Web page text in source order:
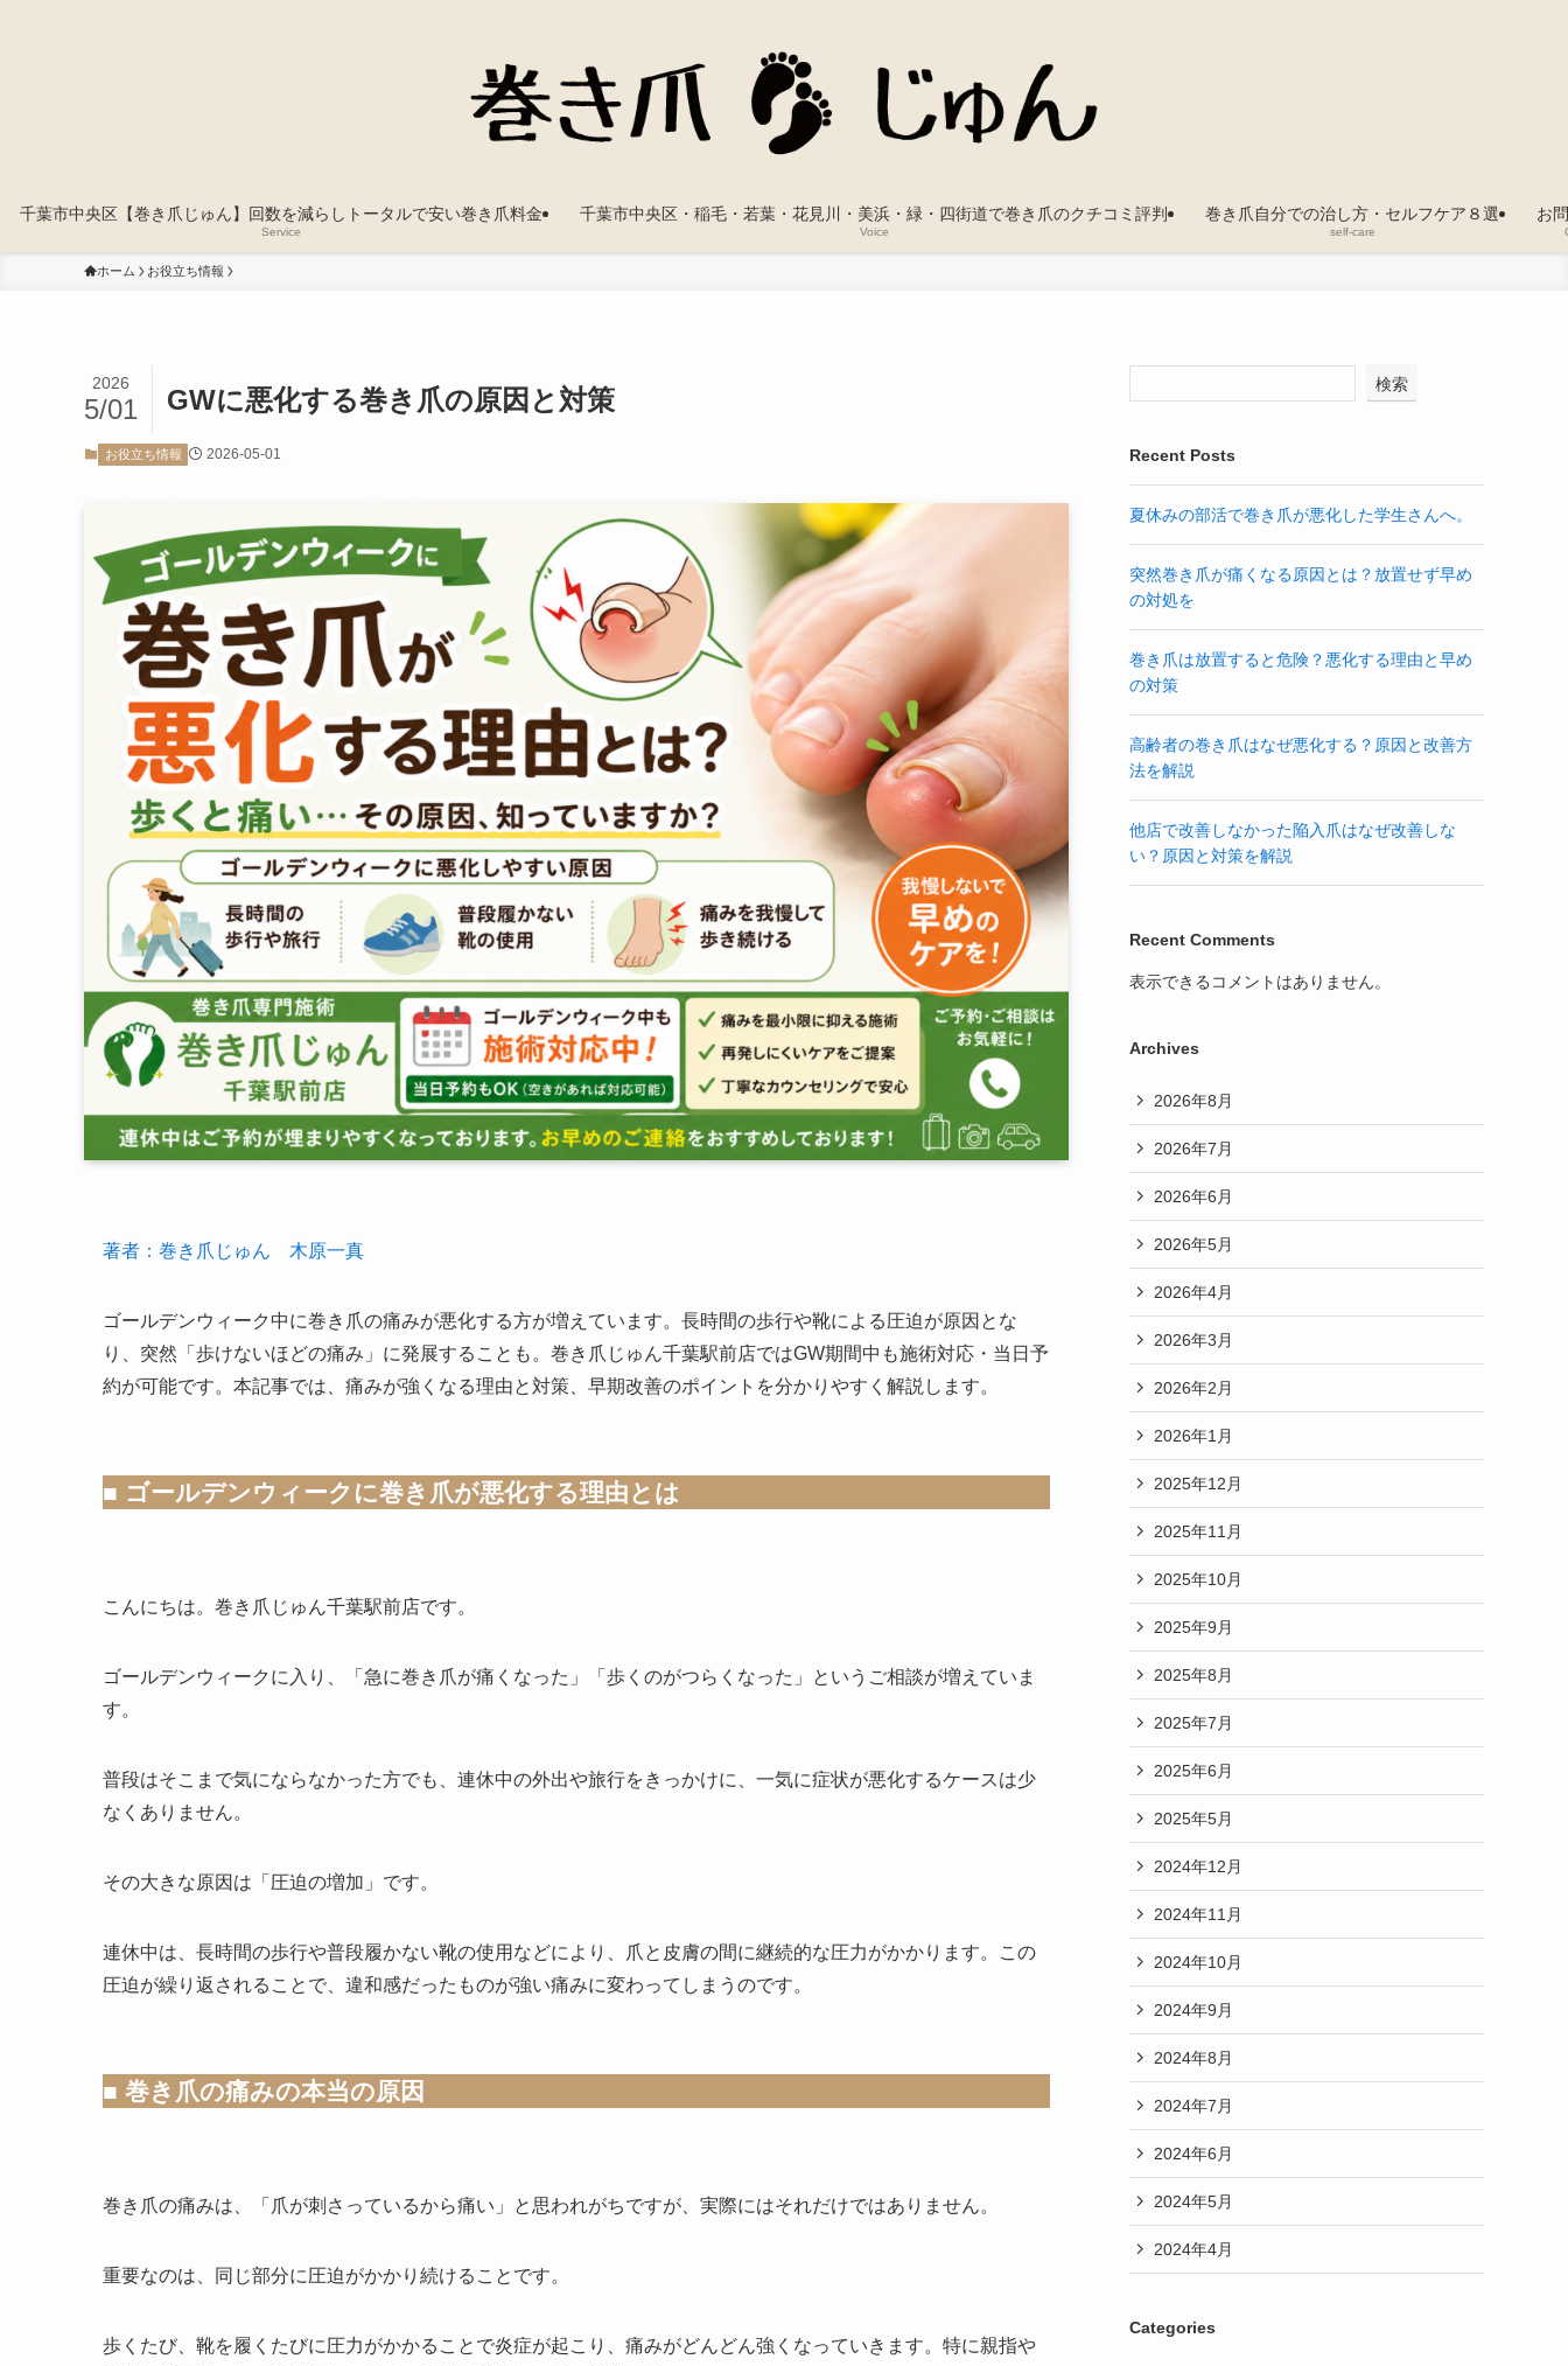
千葉市中央区【巻き爪じゅん】回数を減らしトータルで安い巻き爪料金
Service
千葉市中央区・稲毛・若葉・花見川・美浜・緑・四街道で巻き爪のクチコミ評判
Voice
巻き爪自分での治し方・セルフケア８選
self-care
お
ホーム お役立ち情報
GWに悪化する巻き爪の原因と対策
2026
5/01
お役立ち情報 2026-05-01
著者：巻き爪じゅん 木原一真
ゴールデンウィーク中に巻き爪の痛みが悪化する方が増えています。長時間の歩行や靴による圧迫が原因とな
り、突然「歩けないほどの痛み」に発展することも。巻き爪じゅん千葉駅前店ではGW期間中も施術対応・当日予
約が可能です。本記事では、痛みが強くなる理由と対策、早期改善のポイントを分かりやすく解説します。
■ ゴールデンウィークに巻き爪が悪化する理由とは
こんにちは。巻き爪じゅん千葉駅前店です。
ゴールデンウィークに入り、「急に巻き爪が痛くなった」「歩くのがつらくなった」というご相談が増えていま
す。
普段はそこまで気にならなかった方でも、連休中の外出や旅行をきっかけに、一気に症状が悪化するケースは少
なくありません。
その大きな原因は「圧迫の増加」です。
連休中は、長時間の歩行や普段履かない靴の使用などにより、爪と皮膚の間に継続的な圧力がかかります。この
圧迫が繰り返されることで、違和感だったものが強い痛みに変わってしまうのです。
■ 巻き爪の痛みの本当の原因
巻き爪の痛みは、「爪が刺さっているから痛い」と思われがちですが、実際にはそれだけではありません。
重要なのは、同じ部分に圧迫がかかり続けることです。
歩くたび、靴を履くたびに圧力がかかることで炎症が起こり、痛みがどんどん強くなっていきます。特に親指や
検索
Recent Posts
夏休みの部活で巻き爪が悪化した学生さんへ。
突然巻き爪が痛くなる原因とは？放置せず早め
の対処を
巻き爪は放置すると危険？悪化する理由と早め
の対策
高齢者の巻き爪はなぜ悪化する？原因と改善方
法を解説
他店で改善しなかった陥入爪はなぜ改善しな
い？原因と対策を解説
Recent Comments
表示できるコメントはありません。
Archives
2026年8月
2026年7月
2026年6月
2026年5月
2026年4月
2026年3月
2026年2月
2026年1月
2025年12月
2025年11月
2025年10月
2025年9月
2025年8月
2025年7月
2025年6月
2025年5月
2024年12月
2024年11月
2024年10月
2024年9月
2024年8月
2024年7月
2024年6月
2024年5月
2024年4月
Categories